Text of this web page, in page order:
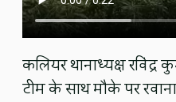
कलियर थानाध्यक्ष
टीम के साथ मौके पर